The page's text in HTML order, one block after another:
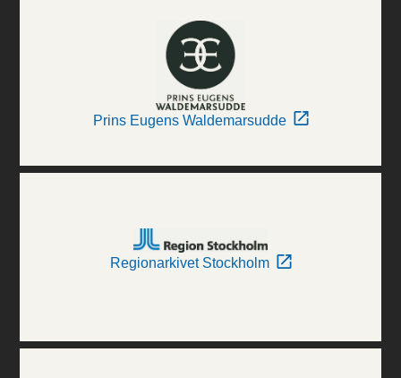
Prins Eugens Waldemarsudde
Regionarkivet Stockholm